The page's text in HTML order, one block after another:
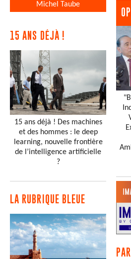
Michel Taube
15 ANS DÉJÀ !
15 ans déjà ! Des machines
et des hommes : le deep
learning, nouvelle frontière
de l’intelligence artificielle
?
LA RUBRIQUE BLEUE